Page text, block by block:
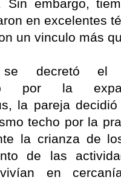
Sin embargo,
en excelentes
un vinculo más
se decretó el
por la
la pareja decidió
techo por la
la crianza de
de las
en